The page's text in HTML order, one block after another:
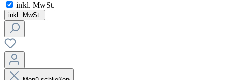
inkl. MwSt.
inkl. MwSt.